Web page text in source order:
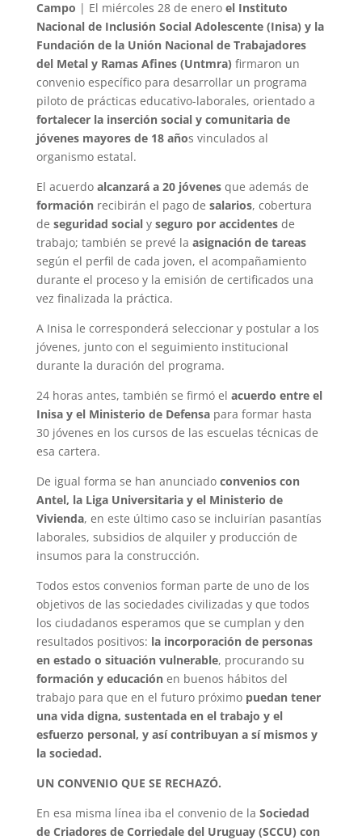
Campo | El miércoles 28 de enero el Instituto
Nacional de Inclusión Social Adolescente (Inisa) y la
Fundación de la Unión Nacional de Trabajadores
del Metal y Ramas Afines (Untmra) firmaron un
convenio específico para desarrollar un programa
piloto de prácticas educativo-laborales, orientado a
fortalecer la inserción social y comunitaria de
jóvenes mayores de 18 años vinculados al
organismo estatal.
El acuerdo alcanzará a 20 jóvenesque además de
formaciónrecibirán el pago de salarios, cobertura
de seguridad socialy seguro por accidentesde
trabajo; también se prevé la asignación de tareas
según el perfil de cada joven, el acompañamiento
durante el proceso y la emisión de certificados una
vez finalizada la práctica.
A Inisa le corresponderá seleccionar y postular a los
jóvenes, junto con el seguimiento institucional
durante la duración del programa.
24 horas antes, también se firmó el acuerdo entre el
Inisa y el Ministerio de Defensapara formar hasta
30 jóvenes en los cursos de las escuelas técnicas de
esa cartera.
De igual forma se han anunciado convenios con
Antel, la Liga Universitaria y el Ministerio de
Vivienda, en este último caso se incluirían pasantías
laborales, subsidios de alquiler y producción de
insumos para la construcción.
Todos estos convenios forman parte de uno de los
objetivos de las sociedades civilizadas y que todos
los ciudadanos esperamos que se cumplan y den
resultados positivos: la incorporación de personas
en estado o situación vulnerable, procurando su
formación y educaciónen buenos hábitos del
trabajo para que en el futuro próximo puedan tener
una vida digna, sustentada en el trabajo y el
esfuerzo personal, y así contribuyan a sí mismos y
la sociedad.
UN CONVENIO QUE SE RECHAZÓ.
En esa misma línea iba el convenio de la Sociedad
de Criadores de Corriedale del Uruguay (SCCU) con